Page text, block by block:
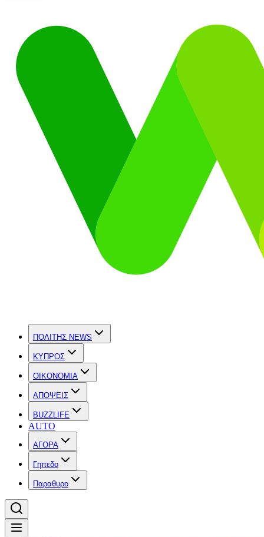
ΠΟΛΙΤΗΣ NEWS
ΚΥΠΡΟΣ
OIKONOMIA
ΑΠΟΨΕΙΣ
BUZZLIFE
AUTO
ΑΓΟΡΑ
Γηπεδο
Παραθυρο